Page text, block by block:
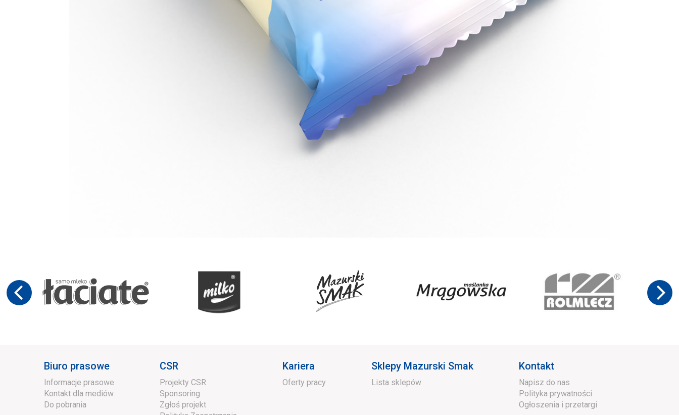
Biuro prasowe
Informacje prasowe
Kontakt dla mediów
Do pobrania
CSR
Projekty CSR
Sponsoring
Zgłoś projekt
Kariera
Oferty pracy
Sklepy Mazurski Smak
Lista sklepów
Kontakt
Napisz do nas
Polityka prywatności
Ogłoszenia i przetargi